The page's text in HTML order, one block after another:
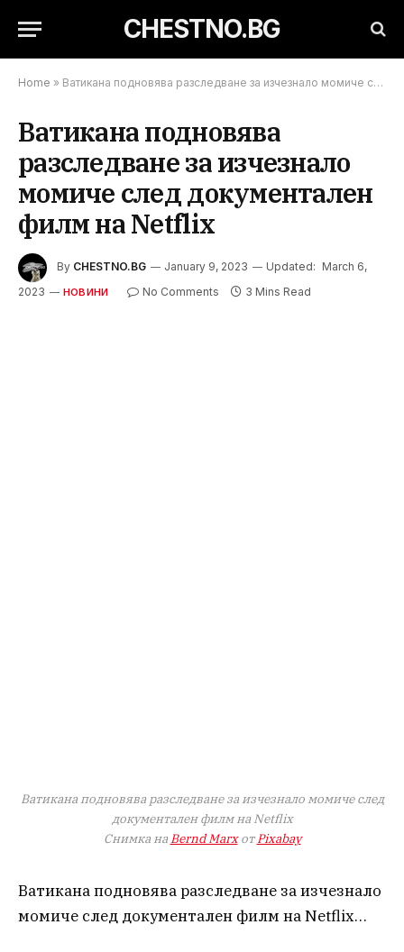
CHESTNO.BG
Home » Ватикана подновява разследване за изчезнало момиче след документален филм на Netflix
Ватикана подновява
разследване за изчезнало
момиче след документален
филм на Netflix
By CHESTNO.BG January 9, 2023 Updated: March 6,
2023
НОВИНИ No Comments 3 Mins Read
Ватикана подновява разследване за изчезнало момиче след
документален филм на Netflix
Снимка наBernd MarxотPixabay
Ватикана подновява разследване за изчезнало
момиче след документален филм на Netflix…